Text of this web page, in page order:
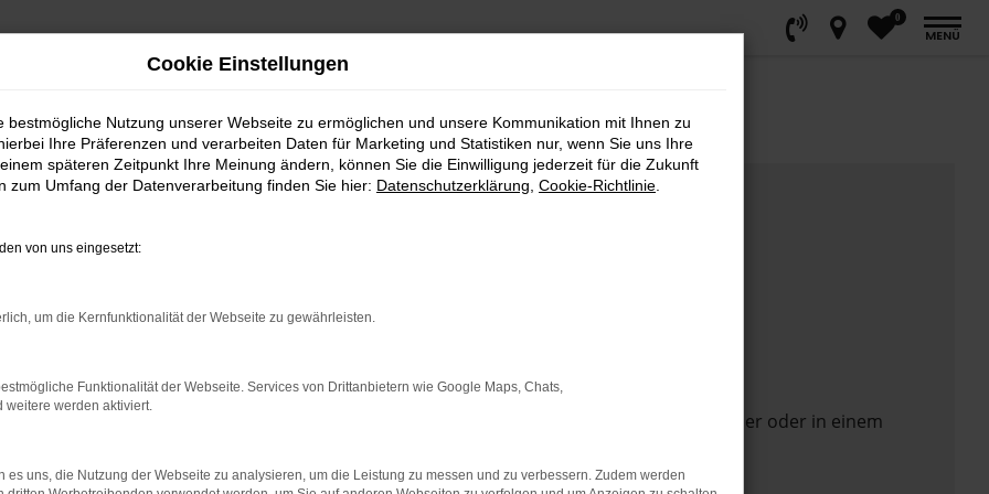
0
MENÜ
das Laden bestimmter Seiten verhindern. Funktioniert die Seite in einem anderen Browser oder in einem
Cookie Einstellungen
bestmögliche Nutzung unserer Webseite zu ermöglichen und unsere Kommunikation mit Ihnen zu
Ihre Präferenzen und verarbeiten Daten für Marketing und Statistiken nur, wenn Sie uns Ihre
späteren Zeitpunkt Ihre Meinung ändern, können Sie die Einwilligung jederzeit für die Zukunft
zum Umfang der Datenverarbeitung finden Sie hier: Datenschutzerklärung Cookie-Richtlinie
von uns eingesetzt:
um die Kernfunktionalität der Webseite zu gewährleisten.
Funktionalität der Webseite. Services von Drittanbietern wie Google Maps, Chats,
weitere werden aktiviert.
es uns, die Nutzung der Webseite zu analysieren, um die Leistung zu messen und zu verbessern. Zudem werden